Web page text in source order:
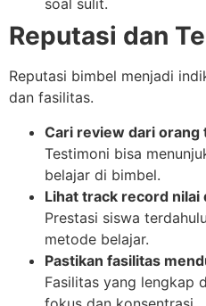
soal sulit.
Reputasi dan
Reputasi bimbel menjadi
dan fasilitas.
Cari review dari orang
Testimoni bisa
belajar di bimbel.
Lihat track record nilai
Prestasi siswa
metode belajar.
Pastikan fasilitas
Fasilitas yang lengkap